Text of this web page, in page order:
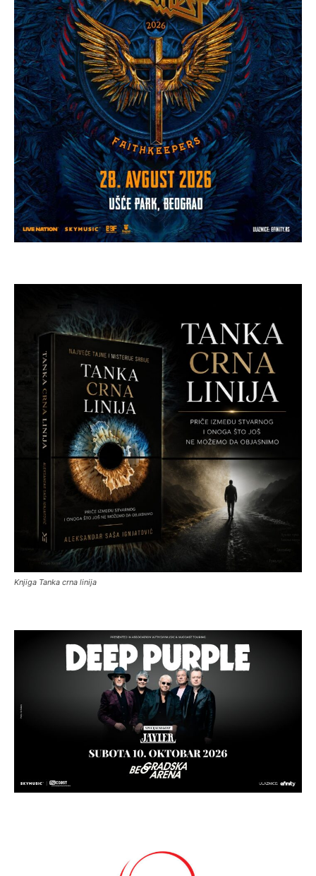
Knjiga Tanka crna linija